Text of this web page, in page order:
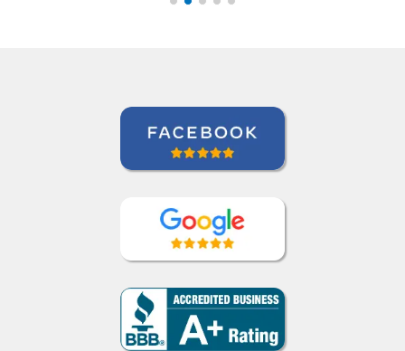
Curso de Sueco em Rio de Janeiro